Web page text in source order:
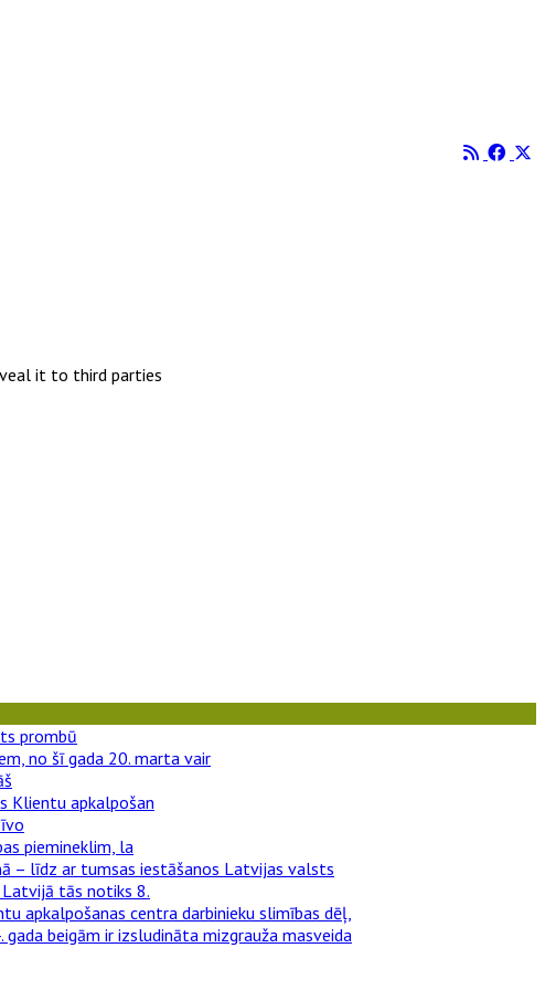
it to third parties
prombū
no šī gada 20. marta vair
Klientu apkalpošan
piemineklim, la
– līdz ar tumsas iestāšanos Latvijas valsts
Latvijā tās notiks 8.
apkalpošanas centra darbinieku slimības dēļ,
beigām ir izsludināta mizgrauža masveida